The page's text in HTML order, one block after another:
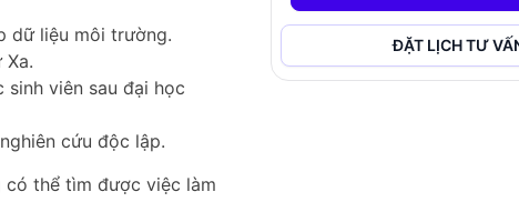
dữ liệu môi trường.
Xa.
viên sau đại học
cứu độc lập.
có thể tìm được việc làm
ĐẶT LỊCH TƯ